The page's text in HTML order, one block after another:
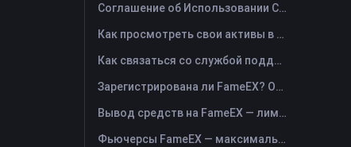
Соглашение об Использовании Сервиса FameEX Заработок
Как просмотреть свои активы в FameEX и перевести средства? (Приложение)
Как связаться со службой поддержки FameEX Online?
Зарегистрирована ли FameEX? Операционная компания и регистрация
Вывод средств на FameEX — лимиты, комиссии и сроки
Фьючерсы FameEX — максимальное плечо, комиссии и бессрочные USDⓈ-M